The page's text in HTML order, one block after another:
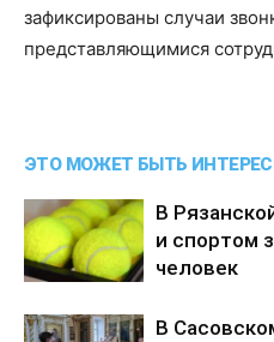
зафиксированы случаи
представляющимися
ЭТО МОЖЕТ БЫТЬ
В
и спортом
человек
В